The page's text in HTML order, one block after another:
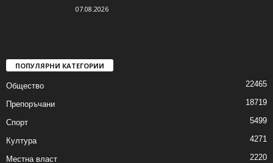
07.08.2026
ПОПУЛЯРНИ КАТЕГОРИИ
Общество 22465
Препоръчани 18719
Спорт 5499
Култура 4271
Местна власт 2220